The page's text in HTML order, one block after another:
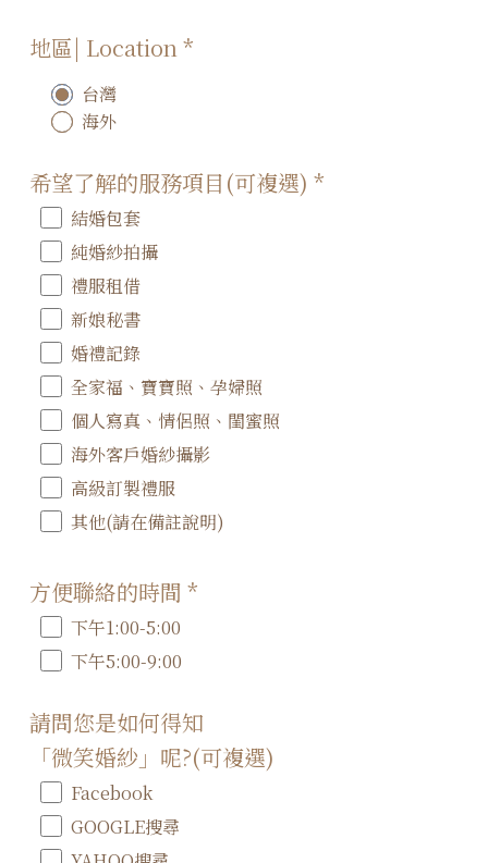
地區| Location*
台灣
海外
希望了解的服務項目(可複選)*
結婚包套
純婚紗拍攝
禮服租借
新娘秘書
婚禮記錄
全家福、寶寶照、孕婦照
個人寫真、情侶照、閨蜜照
海外客戶婚紗攝影
高級訂製禮服
其他(請在備註說明)
方便聯絡的時間*
下午1:00-5:00
下午5:00-9:00
請問您是如何得知
「微笑婚紗」呢?(可複選)
Facebook
GOOGLE搜尋